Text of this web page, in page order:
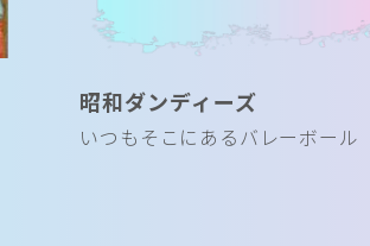
昭和ダンディーズ
いつもそこにあるバレーボール